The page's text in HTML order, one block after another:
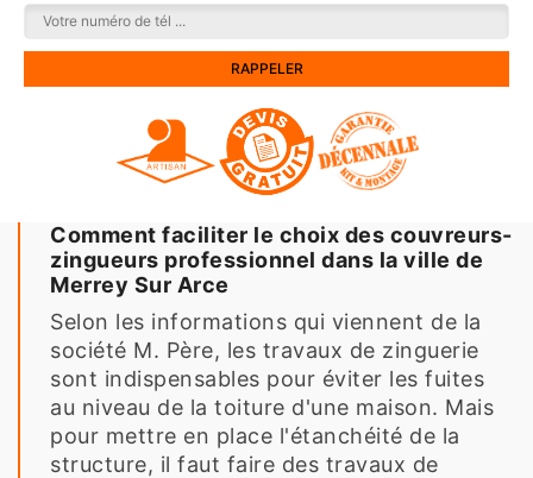
Comment faciliter le choix des couvreurs-
zingueurs professionnel dans la ville de
Merrey Sur Arce
Selon les informations qui viennent de la
société M. Père, les travaux de zinguerie
sont indispensables pour éviter les fuites
au niveau de la toiture d'une maison. Mais
pour mettre en place l'étanchéité de la
structure, il faut faire des travaux de